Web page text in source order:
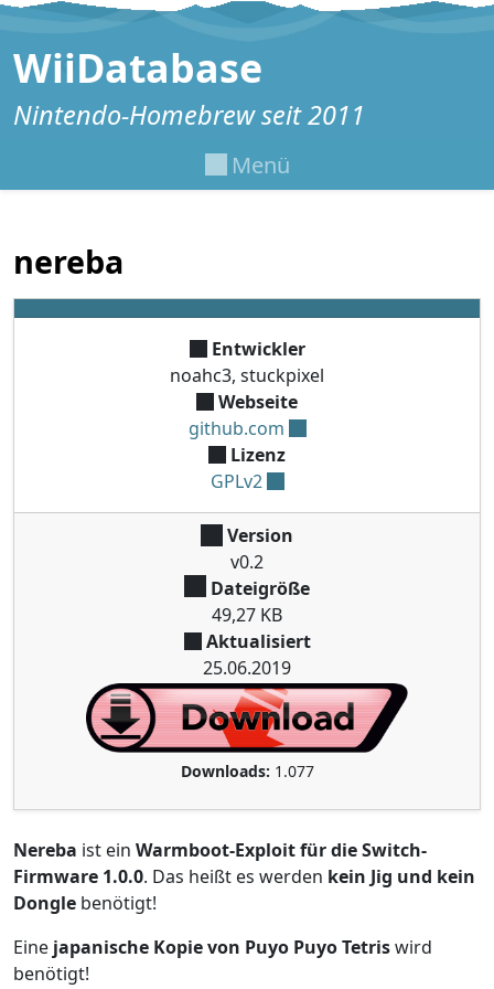
Zum Inhalt springen
WiiDatabase
Nintendo-Homebrew seit 2011
Menü
nereba
Entwickler
noahc3, stuckpixel
Webseite
github.com
Lizenz
GPLv2
Version
v0.2
Dateigröße
49,27 KB
Aktualisiert
25.06.2019
Downloads: 1.077
Nereba ist ein Warmboot-Exploit für die Switch-
Firmware 1.0.0. Das heißt es werden kein Jig und kein
Dongle benötigt!
Eine japanische Kopie von Puyo Puyo Tetriswird
benötigt!